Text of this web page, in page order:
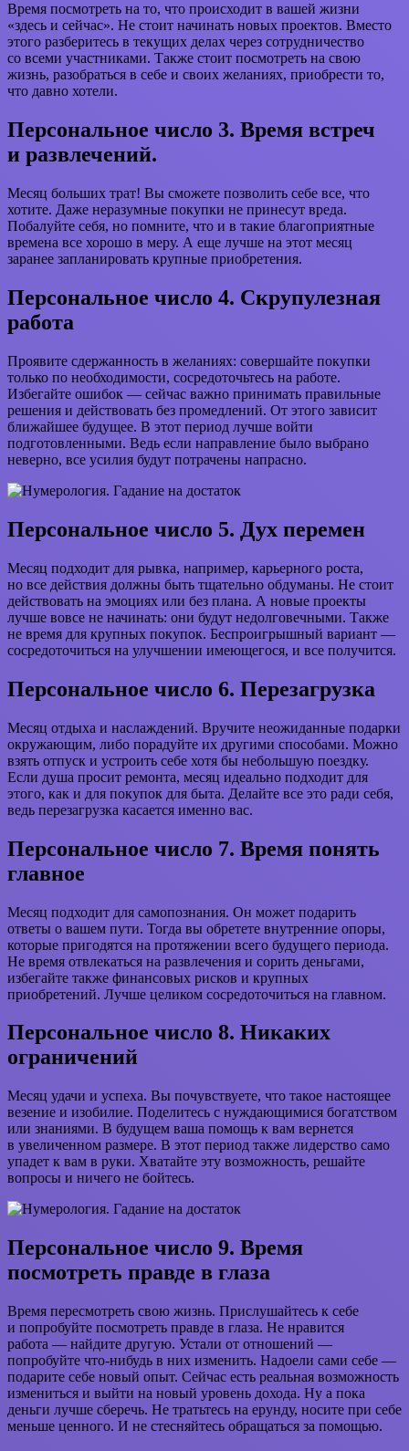
Время посмотреть на то, что происходит в вашей жизни
«здесь и сейчас». Не стоит начинать новых проектов. Вместо
этого разберитесь в текущих делах через сотрудничество
со всеми участниками. Также стоит посмотреть на свою
жизнь, разобраться в себе и своих желаниях, приобрести то,
что давно хотели.
Персональное число 3. Время встреч
и развлечений.
Месяц больших трат! Вы сможете позволить себе все, что
хотите. Даже неразумные покупки не принесут вреда.
Побалуйте себя, но помните, что и в такие благоприятные
времена все хорошо в меру. А еще лучше на этот месяц
заранее запланировать крупные приобретения.
Персональное число 4. Скрупулезная
работа
Проявите сдержанность в желаниях: совершайте покупки
только по необходимости, сосредоточьтесь на работе.
Избегайте ошибок — сейчас важно принимать правильные
решения и действовать без промедлений. От этого зависит
ближайшее будущее. В этот период лучше войти
подготовленными. Ведь если направление было выбрано
неверно, все усилия будут потрачены напрасно.
Персональное число 5. Дух перемен
Месяц подходит для рывка, например, карьерного роста,
но все действия должны быть тщательно обдуманы. Не стоит
действовать на эмоциях или без плана. А новые проекты
лучше вовсе не начинать: они будут недолговечными. Также
не время для крупных покупок. Беспроигрышный вариант —
сосредоточиться на улучшении имеющегося, и все получится.
Персональное число 6. Перезагрузка
Месяц отдыха и наслаждений. Вручите неожиданные подарки
окружающим, либо порадуйте их другими способами. Можно
взять отпуск и устроить себе хотя бы небольшую поездку.
Если душа просит ремонта, месяц идеально подходит для
этого, как и для покупок для быта. Делайте все это ради себя,
ведь перезагрузка касается именно вас.
Персональное число 7. Время понять
главное
Месяц подходит для самопознания. Он может подарить
ответы о вашем пути. Тогда вы обретете внутренние опоры,
которые пригодятся на протяжении всего будущего периода.
Не время отвлекаться на развлечения и сорить деньгами,
избегайте также финансовых рисков и крупных
приобретений. Лучше целиком сосредоточиться на главном.
Персональное число 8. Никаких
ограничений
Месяц удачи и успеха. Вы почувствуете, что такое настоящее
везение и изобилие. Поделитесь с нуждающимися богатством
или знаниями. В будущем ваша помощь к вам вернется
в увеличенном размере. В этот период также лидерство само
упадет к вам в руки. Хватайте эту возможность, решайте
вопросы и ничего не бойтесь.
Персональное число 9. Время
посмотреть правде в глаза
Время пересмотреть свою жизнь. Прислушайтесь к себе
и попробуйте посмотреть правде в глаза. Не нравится
работа — найдите другую. Устали от отношений —
попробуйте что-нибудь в них изменить. Надоели сами себе —
подарите себе новый опыт. Сейчас есть реальная возможность
измениться и выйти на новый уровень дохода. Ну а пока
деньги лучше сберечь. Не тратьтесь на ерунду, носите при себе
меньше ценного. И не стесняйтесь обращаться за помощью.